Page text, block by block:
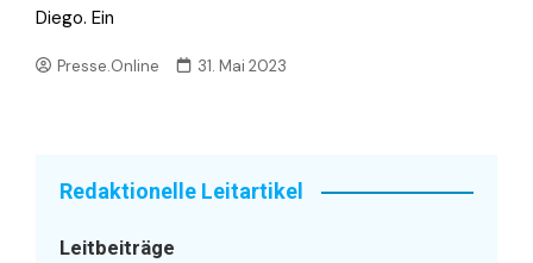
Diego. Ein
Presse.Online 31. Mai 2023
Redaktionelle Leitartikel
Leitbeiträge